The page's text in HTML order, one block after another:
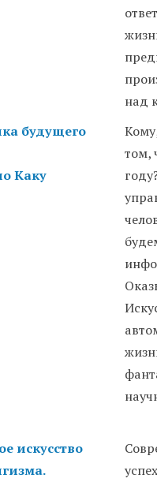
над
будущего
Каку
том,
искусство